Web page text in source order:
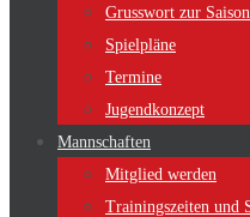
Grusswort zur
Spielpläne
Termine
Jugendkonzept
Mannschaften
Mitglied werden
Trainingszeiten und